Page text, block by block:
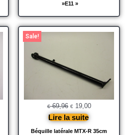
»E11 »
Sale!
Béquille latérale MTX-R 35cm
€69,96
Le
€ 69,96.
€19,00
Le
Lire la suite